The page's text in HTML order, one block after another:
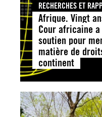
RECHERCHES ET
Afrique. Vingt
Cour africaine
soutien pour
matière de
continent